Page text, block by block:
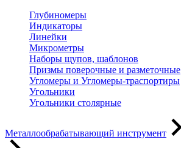
Глубиномеры
Индикаторы
Линейки
Микрометры
Наборы щупов, шаблонов
Призмы поверочные и разметочные
Угломеры и Угломеры-траспортиры
Угольники
Угольники столярные
Металлообрабатывающий инструмент